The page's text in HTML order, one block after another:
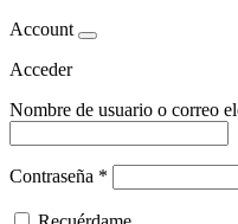
Account
Acceder
Nombre de usuario o correo
Contraseña *